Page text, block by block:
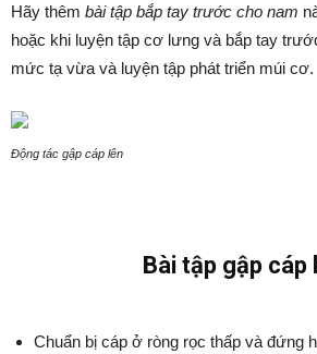
Hãy thêm bài tập bắp tay trước cho nam
hoặc khi luyện tập cơ lưng và bắp tay
mức tạ vừa và luyện tập phát triển múi cơ.
Động tác gập cáp lên
Bài tập gập cáp
Chuẩn bị cáp ở ròng rọc thấp và đứng